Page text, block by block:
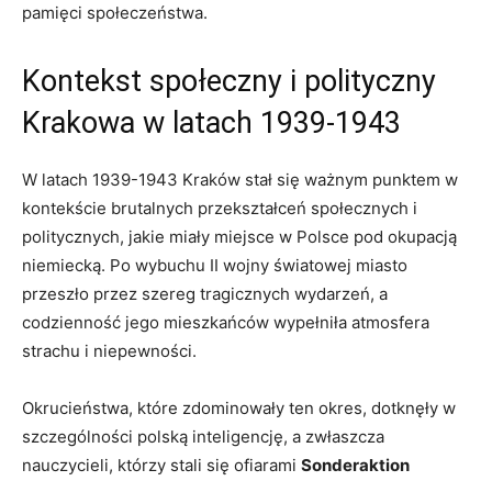
pamięci społeczeństwa.
Kontekst ⁣społeczny i polityczny
Krakowa w latach ⁣1939-1943
W⁣ latach 1939-1943 Kraków stał się ważnym punktem⁤ w
kontekście brutalnych przekształceń społecznych i
⁤politycznych,​ jakie miały miejsce w Polsce pod okupacją
niemiecką. Po wybuchu II wojny światowej⁢ miasto
przeszło ‌przez szereg tragicznych wydarzeń, a⁢
codzienność jego mieszkańców​ wypełniła atmosfera
strachu i niepewności.
Okrucieństwa, które zdominowały ten okres, dotknęły w ​
szczególności polską inteligencję, a zwłaszcza
nauczycieli, ​którzy stali się ofiarami Sonderaktion